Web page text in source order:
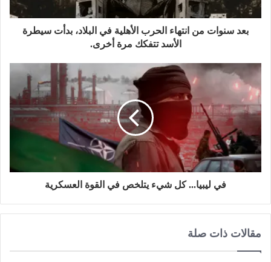
بعد سنوات من انتهاء الحرب الأهلية في البلاد، بدأت سيطرة
الأسد تتفكك مرة أخرى.
في ليبيا... كل شيء يتلخص في القوة العسكرية
مقالات ذات صلة